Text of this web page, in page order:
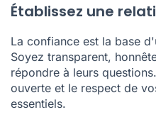
Établissez une
La confiance est la base
Soyez transparent,
répondre à leurs
ouverte et le respect de
essentiels.